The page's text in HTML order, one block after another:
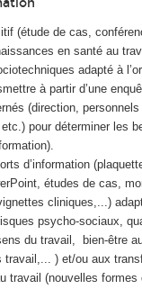
(étude de cas,
en santé au
adapté à
à partir d’une
(direction,
pour déterminer les
d’information
études de cas,
cliniques,...)
psycho-sociaux,
du travail, bien-être
travail,... ) et/ou aux
travail (nouvelles formes